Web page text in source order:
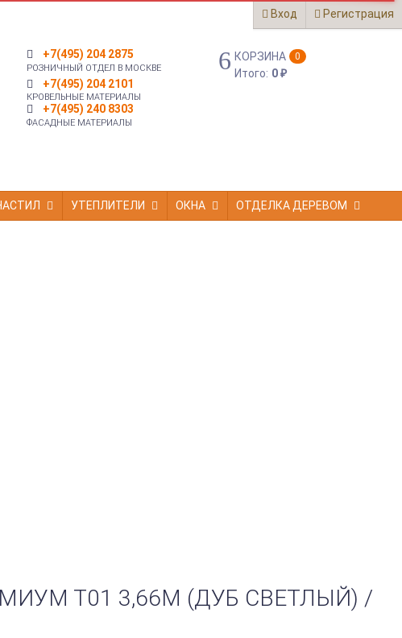
Вход Регистрация
+7(495) 204 2875
РОЗНИЧНЫЙ ОТДЕЛ В МОСКВЕ
+7(495) 204 2101
КРОВЕЛЬНЫЕ МАТЕРИАЛЫ
+7(495) 240 8303
ФАСАДНЫЕ МАТЕРИАЛЫ
КОРЗИНА 0
Итого: 0₽
УТЕПЛИТЕЛИ ОКНА ОТДЕЛКА ДЕРЕВОМ
Т01 3,66М (ДУБ СВЕТЛЫЙ) /